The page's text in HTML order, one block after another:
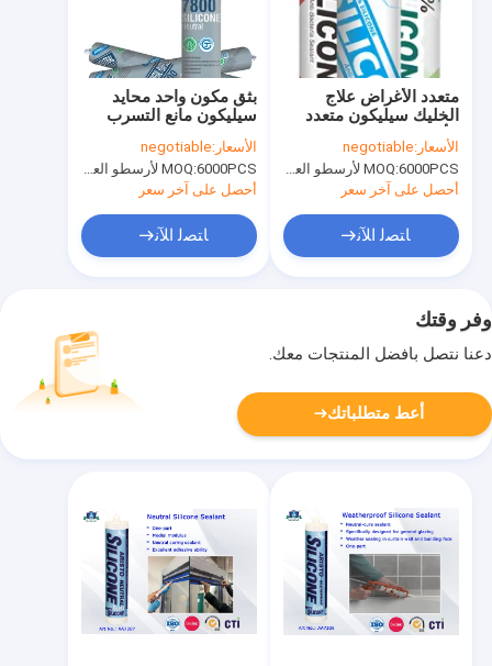
بثق مكون واحد محايد
سيليكون مانع التسرب
300 مل خرطوشة
الأسعار:negotiable
MOQ:6000PCS لأرسطو العلامة التجارية، 15000pcs عن العلامة التجارية للعملاء
أحصل على آخر سعر
ﺎﺘﺼﻟ ﺍﻶﻧ
متعدد الأغراض علاج
الخليك سيليكون متعدد
الألوان مكون واحد سهل
التطبيق
الأسعار:negotiable
MOQ:6000PCS لأرسطو العلامة التجارية، 15000pcs عن العلامة التجارية للعملاء
أحصل على آخر سعر
ﺎﺘﺼﻟ ﺍﻶﻧ
وفر وقتك
دعنا نتصل بأفضل المنتجات معك.
أعط متطلباتك